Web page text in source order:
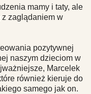
mamy i taty, ale
zaglądaniem w
pozytywnej
naszym dzieciom w
Marcelek
również kieruje do
samego jak on.